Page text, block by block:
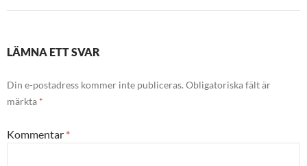
LÄMNA ETT SVAR
Din e-postadress kommer inte publiceras. Obligatoriska fält är
märkta *
Kommentar *